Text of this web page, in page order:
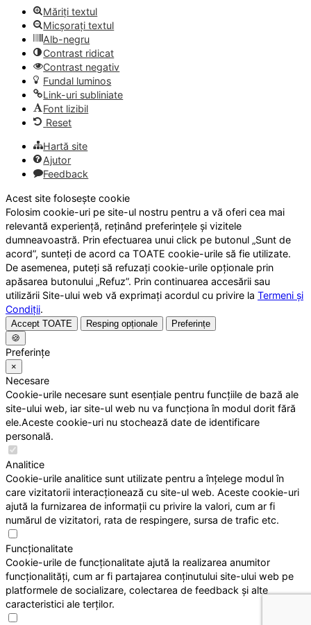
Măriți textul
Micșorați textul
Alb-negru
Contrast ridicat
Contrast negativ
Fundal luminos
Link-uri subliniate
Font lizibil
Reset
Hartă site
Ajutor
Feedback
Acest site folosește cookie
Folosim cookie-uri pe site-ul nostru pentru a vă oferi cea mai
relevantă experiență, reținând preferințele și vizitele
dumneavoastră. Prin efectuarea unui click pe butonul „Sunt de
acord”, sunteți de acord ca TOATE cookie-urile să fie utilizate.
De asemenea, puteți să refuzați cookie-urile opționale prin
apăsarea butonului „Refuz”. Prin continuarea accesării sau
utilizării Site-ului web vă exprimați acordul cu privire la Termeni și
Condiții.
Accept TOATE Resping opționale
Preferințe
🍪
Preferințe
×
Necesare
Cookie-urile necesare sunt esențiale pentru funcțiile de bază ale
site-ului web, iar site-ul web nu va funcționa în modul dorit fără
ele.Aceste cookie-uri nu stochează date de identificare
personală.
Analitice
Cookie-urile analitice sunt utilizate pentru a înțelege modul în
care vizitatorii interacționează cu site-ul web. Aceste cookie-uri
ajută la furnizarea de informații cu privire la valori, cum ar fi
numărul de vizitatori, rata de respingere, sursa de trafic etc.
Funcționalitate
Cookie-urile de funcționalitate ajută la realizarea anumitor
funcționalități, cum ar fi partajarea conținutului site-ului web pe
platformele de socializare, colectarea de feedback și alte
caracteristici ale terților.